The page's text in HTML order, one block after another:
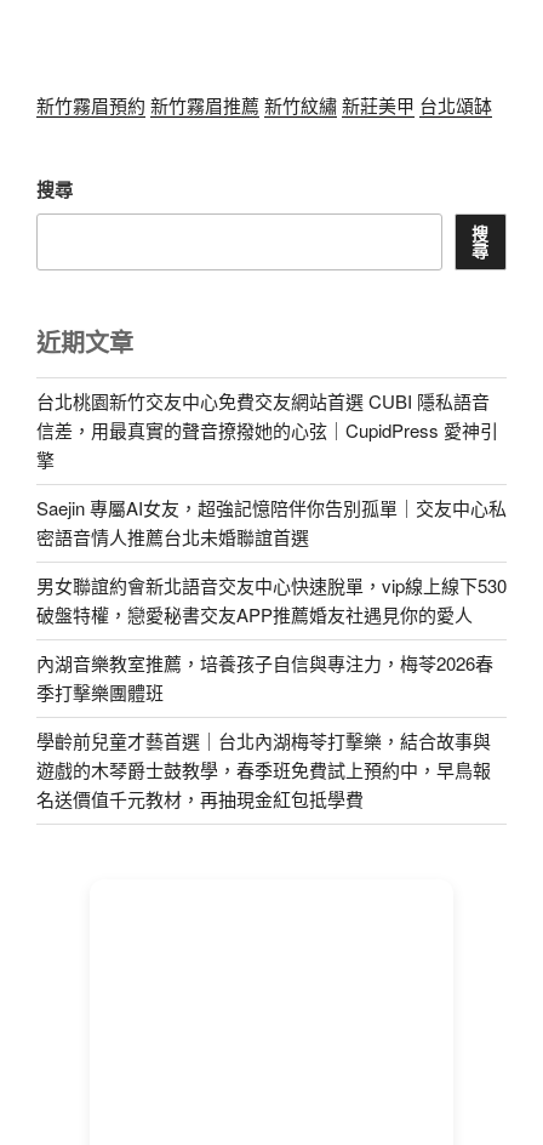
新竹霧眉預約 新竹霧眉推薦 新竹紋繡新莊美甲 台北頌缽
搜尋
搜
尋
近期文章
台北桃園新竹交友中心免費交友網站首選 CUBI 隱私語音
信差，用最真實的聲音撩撥她的心弦｜CupidPress 愛神引
擎
Saejin 專屬AI女友，超強記憶陪伴你告別孤單｜交友中心私
密語音情人推薦台北未婚聯誼首選
男女聯誼約會新北語音交友中心快速脫單，vip線上線下530
破盤特權，戀愛秘書交友APP推薦婚友社遇見你的愛人
內湖音樂教室推薦，培養孩子自信與專注力，梅苓2026春
季打擊樂團體班
學齡前兒童才藝首選｜台北內湖梅苓打擊樂，結合故事與
遊戲的木琴爵士鼓教學，春季班免費試上預約中，早鳥報
名送價值千元教材，再抽現金紅包抵學費